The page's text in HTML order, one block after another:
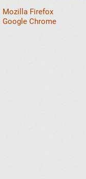
Mozilla Firefox
Google Chrome